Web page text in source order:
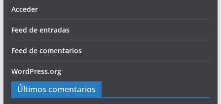
Acceder
Feed de entradas
Feed de comentarios
WordPress.org
Últimos comentarios